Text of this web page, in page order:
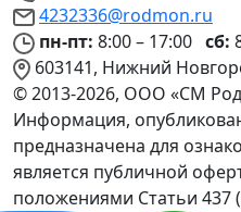
4232336@rodmon.ru
пн-пт: 8:00 – 17:00 сб:
603141, Нижний
© 2013-2026, ООО «СМ
Информация,
предназначена для
является публичной
положениями Статьи 437